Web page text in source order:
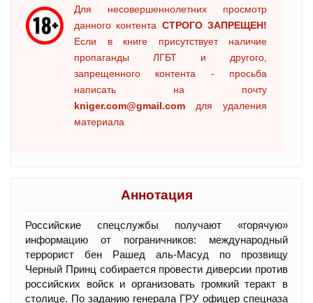
Для несовершеннолетних просмотр
данного контента СТРОГО ЗАПРЕЩЕН!
Если в книге присутствует наличие
пропаганды ЛГБТ и другого,
запрещенного контента - просьба
написать на почту
kniger.com@gmail.com для удаления
материала
Аннотация
Российские спецслужбы получают «горячую»
информацию от пограничников: международный
террорист бен Рашед аль-Масуд по прозвищу
Черный Принц собирается провести диверсии против
российских войск и организовать громкий теракт в
столице. По заданию генерала ГРУ офицер спецназа